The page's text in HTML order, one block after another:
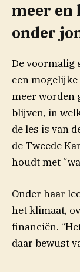
meer
onder
De voormalig
een
meer worden
blijven, in
de les is van
de Tweede
houdt met
Onder haar
het klimaat,
financiën.
daar bewust